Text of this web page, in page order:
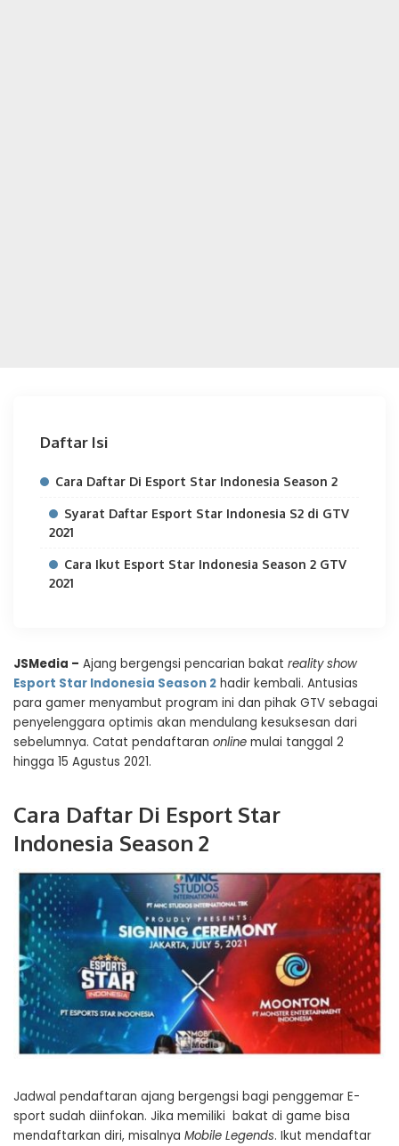
Daftar Isi
Cara Daftar Di Esport Star Indonesia Season 2
Syarat Daftar Esport Star Indonesia S2 di GTV
2021
Cara Ikut Esport Star Indonesia Season 2 GTV
2021
JSMedia – Ajang bergengsi pencarian bakat reality show
Esport Star Indonesia Season 2 hadir kembali. Antusias
para gamer menyambut program ini dan pihak GTV sebagai
penyelenggara optimis akan mendulang kesuksesan dari
sebelumnya. Catat pendaftaran online mulai tanggal 2
hingga 15 Agustus 2021.
Cara Daftar Di Esport Star
Indonesia Season 2
Jadwal pendaftaran ajang bergengsi bagi penggemar E-
sport sudah diinfokan. Jika memiliki bakat di game bisa
mendaftarkan diri, misalnya Mobile Legends. Ikut mendaftar